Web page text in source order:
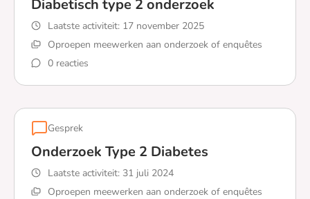
Diabetisch type 2 onderzoek
Laatste activiteit: 17 november 2025
Oproepen meewerken aan onderzoek of enquêtes
0 reacties
Lees meer over Diabetisch type 2 onderzoek
Gesprek
Onderzoek Type 2 Diabetes
Laatste activiteit: 31 juli 2024
Oproepen meewerken aan onderzoek of enquêtes